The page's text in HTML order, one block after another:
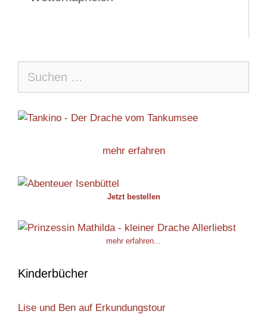
nach:
mehr erfahren
Jetzt bestellen
mehr erfahren...
Kinderbücher
Lise und Ben auf Erkundungstour